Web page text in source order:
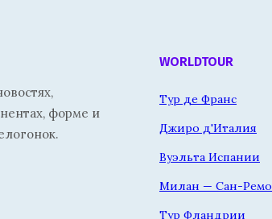
форме и
WORLDTOUR
Тур де Франс
Джиро д'Италия
Вуэльта Испании
Милан — Сан-Ремо
Тур Фландрии